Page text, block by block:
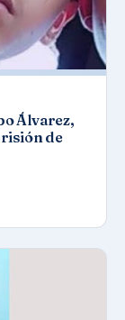
Álvarez,
de